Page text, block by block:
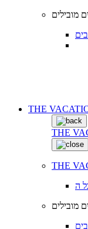
מובילים
THE
THE
THE
מובילים